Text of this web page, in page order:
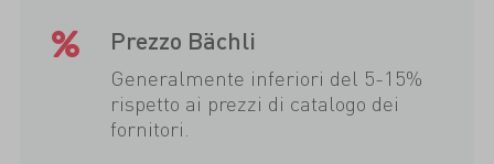
Prezzo Bächli
Generalmente inferiori del 5-15%
rispetto ai prezzi di catalogo dei
fornitori.